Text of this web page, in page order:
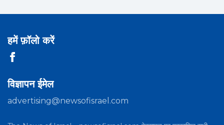
हमें फ़ॉलो करें
विज्ञापन ईमेल
advertising@newsofisrael.com